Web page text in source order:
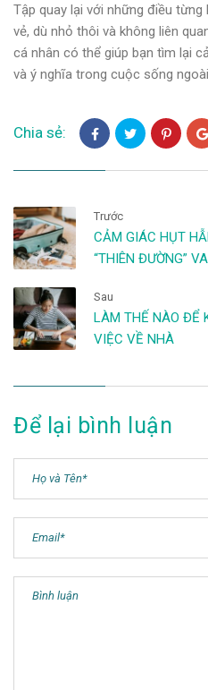
Tập quay lại với những điều
vẻ, dù nhỏ thôi và không liên
cá nhân có thể giúp bạn tìm lại
và ý nghĩa trong cuộc sống
Chia sẻ:
Trước
CẢM GIÁC HỤT
“THIÊN ĐƯỜNG”
Sau
LÀM THẾ NÀO ĐỂ
VIỆC VỀ NHÀ
Để lại bình luận